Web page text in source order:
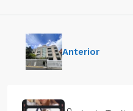
Anterior